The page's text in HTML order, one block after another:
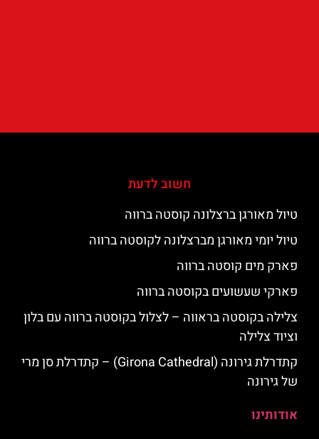
חשוב לדעת
טיול מאורגן ברצלונה קוסטה ברווה
טיול יומי מאורגן מברצלונה לקוסטה ברווה
פארק מים קוסטה ברווה
פארקי שעשועים בקוסטה ברווה
צלילה בקוסטה בראווה – לצלול בקוסטה ברווה עם בלון
וציוד צלילה
קתדרלת גירונה (Girona Cathedral) – קתדרלת סן מרי
של גירונה
אודותינו